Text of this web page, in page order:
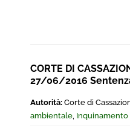
CORTE DI
27/06/2016
Autorità: Corte di
ambientale, Inquinamento